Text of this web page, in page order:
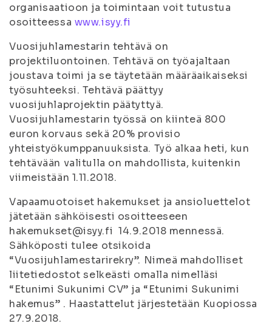
organisaatioon ja toimintaan voit tutustua
osoitteessa www.isyy.fi
Vuosijuhlamestarin tehtävä on
projektiluontoinen. Tehtävä on työajaltaan
joustava toimi ja se täytetään määräaikaiseksi
työsuhteeksi. Tehtävä päättyy
vuosijuhlaprojektin päätyttyä.
Vuosijuhlamestarin työssä on kiinteä 800
euron korvaus sekä 20% provisio
yhteistyökumppanuuksista. Työ alkaa heti, kun
tehtävään valitulla on mahdollista, kuitenkin
viimeistään 1.11.2018.
Vapaamuotoiset hakemukset ja ansioluettelot
jätetään sähköisesti osoitteeseen
hakemukset@isyy.fi 14.9.2018 mennessä.
Sähköposti tulee otsikoida
“Vuosijuhlamestarirekry”. Nimeä mahdolliset
liitetiedostot selkeästi omalla nimelläsi
“Etunimi Sukunimi CV” ja “Etunimi Sukunimi
hakemus” . Haastattelut järjestetään Kuopiossa
27.9.2018.